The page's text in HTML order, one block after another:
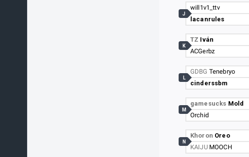
will1v1_ttv
lacanrules
J
TZ Iván
ACGerbz
K
GDBG Tenebryo
cinderssbm
L
gamesucks Mold
Orchid
M
Khoron Oreo
KAIJU MOOCH
N